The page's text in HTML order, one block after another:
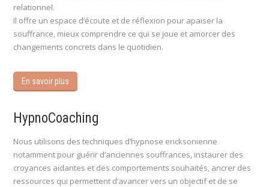
relationnel.
Il offre un espace d’écoute et de réflexion pour apaiser la
souffrance, mieux comprendre ce qui se joue et amorcer des
changements concrets dans le quotidien.
En savoir plus
HypnoCoaching
Nous utilisons des techniques d’hypnose ericksonienne
notamment pour guérir d’anciennes souffrances, instaurer des
croyances aidantes et des comportements souhaités, ancrer des
ressources qui permettent d’avancer vers un objectif et de se